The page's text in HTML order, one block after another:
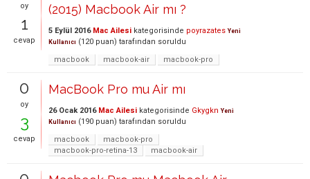
oy
1
cevap
(2015) Macbook Air mı ?
5 Eylül 2016 Mac Ailesi kategorisinde poyrazates Yeni
Kullanıcı (120 puan) tarafından soruldu
macbook
macbook-air macbook-pro
0
oy
3
cevap
MacBook Pro mu Air mı
26 Ocak 2016 Mac Ailesi kategorisinde Gkygkn Yeni
Kullanıcı (190 puan) tarafından soruldu
macbook
macbook-pro
macbook-pro-retina-13
macbook-air